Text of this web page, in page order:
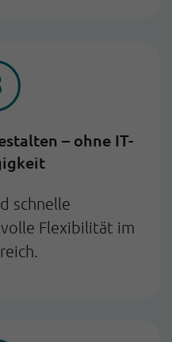
– ohne IT-
schnelle
Flexibilität im